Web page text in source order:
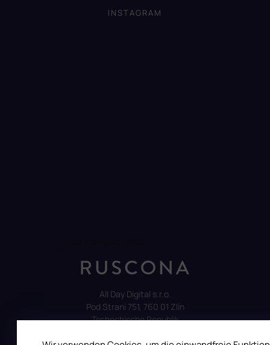
INSTAGRAM
All Day Digital s.r.o.
Pod Strani 751, 760 01 Zlín
Tschechische Republik